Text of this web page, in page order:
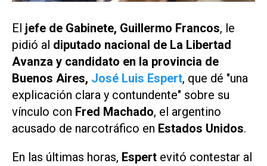
El jefe de Gabinete, Guillermo Francos, le
pidió al diputado nacional de La Libertad
Avanza y candidato en la provincia de
Buenos Aires, José Luis Espert, que dé "una
explicación clara y contundente" sobre su
vínculo con Fred Machado, el argentino
acusado de narcotráfico en Estados Unidos.
En las últimas horas, Espert evitó contestar al